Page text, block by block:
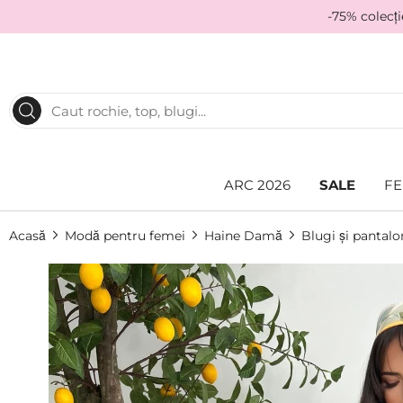
-75%
ARC 2026 SALE
Acasă Modă pentru femei Haine Damă Blugi și
Skip
to
the
end
of
the
images